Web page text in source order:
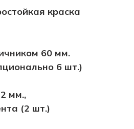
краска
60 мм.
6 шт.)
мм.,
(2 шт.)